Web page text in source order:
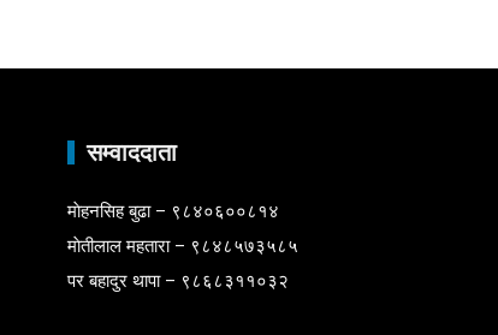
सम्वाददाता
माेहनसिह बुढा – ९८४०६००८१४
माेतीलाल महतारा – ९८४८५७३५८५
पर बहादुर थापा – ९८६८३११०३२